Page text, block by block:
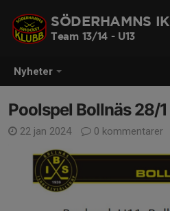
Nyheter
SÖDERHAMNS IK
Team 13/14 - U13
Poolspel Bollnäs 28/1
22 jan 2024 0 kommentarer